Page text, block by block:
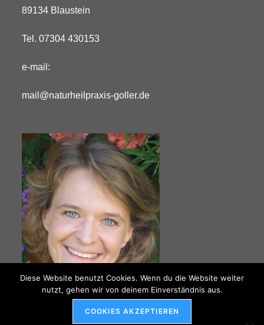
89134 Blaustein
Tel. 07304 430153
e-mail:
mail@naturheilpraxis-goller.de
Diese Website benutzt Cookies. Wenn du die Website weiter
nutzt, gehen wir von deinem Einverständnis aus.
COOKIES AKZEPTIEREN